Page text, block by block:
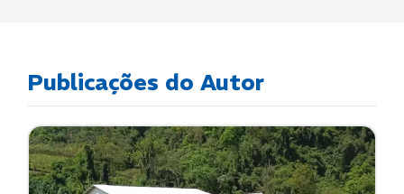
Publicações do Autor